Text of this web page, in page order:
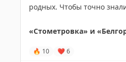
родных. Чтобы точно
«Стометровка» и
Стометровка — бульвар
🔥 10 ❤ 6